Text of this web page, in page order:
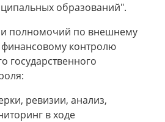
образований".
полномочий по внешнему
финансовому контролю
государственного
ревизии, анализ,
в ходе